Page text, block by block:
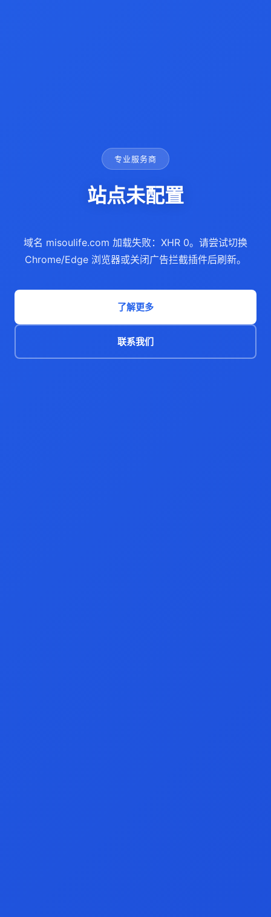
专业服务商
站点未配置
域名 misoulife.com 加载失败：XHR 0。请尝试切换
Chrome/Edge 浏览器或关闭广告拦截插件后刷新。
了解更多
联系我们